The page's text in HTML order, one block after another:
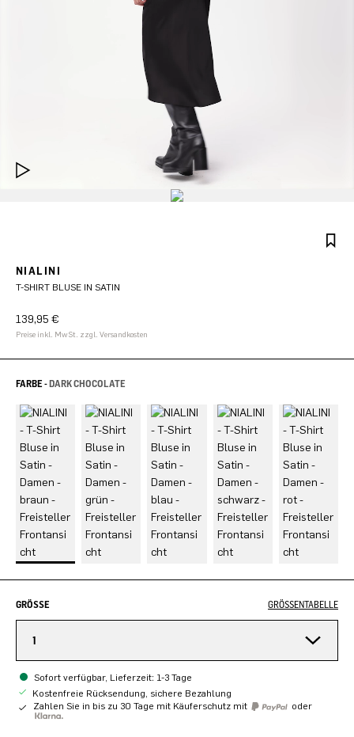
NIALINI
T-SHIRT BLUSE IN SATIN
139,95 €
Preise inkl. MwSt. zzgl. Versandkosten
FARBE -DARK CHOCOLATE
GRÖSSE GRÖSSENTABELLE
1
Sofort verfügbar, Lieferzeit: 1-3 Tage
Kostenfreie Rücksendung, sichere Bezahlung
Zahlen Sie in bis zu 30 Tage mit Käuferschutz mit
oder